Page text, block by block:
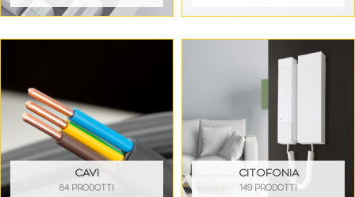
CAVI
84 PRODOTTI
CITOFONIA
149 PRODOTTI